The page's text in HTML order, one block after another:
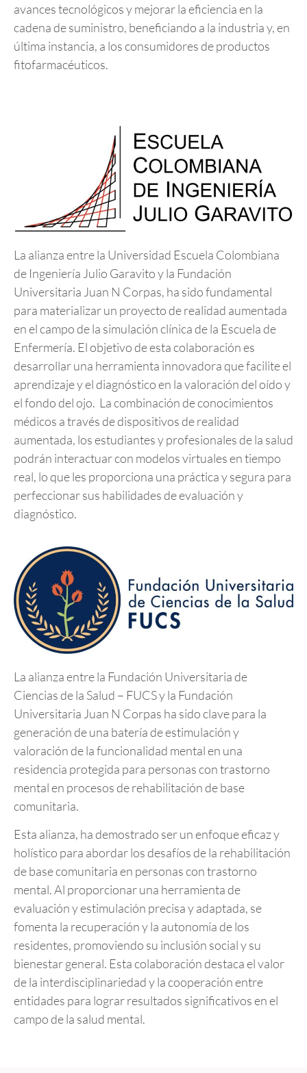
avances tecnológicos y mejorar la eficiencia en la
cadena de suministro, beneficiando a la industria y, en
última instancia, a los consumidores de productos
fitofarmacéuticos.
La alianza entre la Universidad Escuela Colombiana
de Ingeniería Julio Garavito y la Fundación
Universitaria Juan N Corpas, ha sido fundamental
para materializar un proyecto de realidad aumentada
en el campo de la simulación clínica de la Escuela de
Enfermería. El objetivo de esta colaboración es
desarrollar una herramienta innovadora que facilite el
aprendizaje y el diagnóstico en la valoración del oído y
el fondo del ojo. La combinación de conocimientos
médicos a través de dispositivos de realidad
aumentada, los estudiantes y profesionales de la salud
podrán interactuar con modelos virtuales en tiempo
real, lo que les proporciona una práctica y segura para
perfeccionar sus habilidades de evaluación y
diagnóstico.
La alianza entre la Fundación Universitaria de
Ciencias de la Salud – FUCS y la Fundación
Universitaria Juan N Corpas ha sido clave para la
generación de una batería de estimulación y
valoración de la funcionalidad mental en una
residencia protegida para personas con trastorno
mental en procesos de rehabilitación de base
comunitaria.
Esta alianza, ha demostrado ser un enfoque eficaz y
holístico para abordar los desafíos de la rehabilitación
de base comunitaria en personas con trastorno
mental. Al proporcionar una herramienta de
evaluación y estimulación precisa y adaptada, se
fomenta la recuperación y la autonomía de los
residentes, promoviendo su inclusión social y su
bienestar general. Esta colaboración destaca el valor
de la interdisciplinariedad y la cooperación entre
entidades para lograr resultados significativos en el
campo de la salud mental.